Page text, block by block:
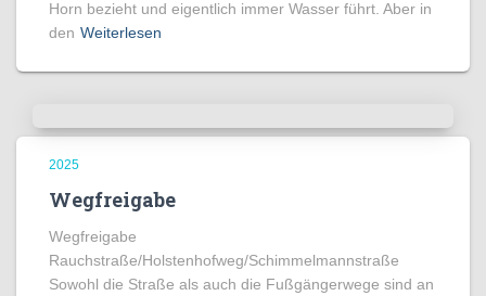
Horn bezieht und eigentlich immer Wasser führt. Aber in
den Weiterlesen
2025
Wegfreigabe
Wegfreigabe
Rauchstraße/Holstenhofweg/Schimmelmannstraße
Sowohl die Straße als auch die Fußgängerwege sind an